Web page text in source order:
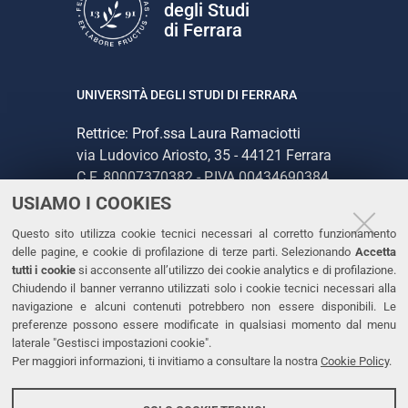
USIAMO I COOKIES
Questo sito utilizza cookie tecnici necessari al corretto funzionamento
delle pagine, e cookie di profilazione di terze parti. Selezionando Accetta
tutti i cookiesi acconsente all’utilizzo dei cookie analytics e di profilazione.
Chiudendo il banner verranno utilizzati solo i cookie tecnici necessari alla
navigazione e alcuni contenuti potrebbero non essere disponibili. Le
preferenze possono essere modificate in qualsiasi momento dal menu
laterale "Gestisci impostazioni cookie".
Per maggiori informazioni, ti invitiamo a consultare la nostra Cookie Policy.
degli Studi
di Ferrara
UNIVERSITÀ DEGLI STUDI DI FERRARA
Rettrice: Prof.ssa Laura Ramaciotti
via Ludovico Ariosto, 35 - 44121 Ferrara
C.F. 80007370382 - P.IVA 00434690384
CONTATTI
Tel. +39 0532 293111
Fax. +39 0532 293031
PEC
LINKS